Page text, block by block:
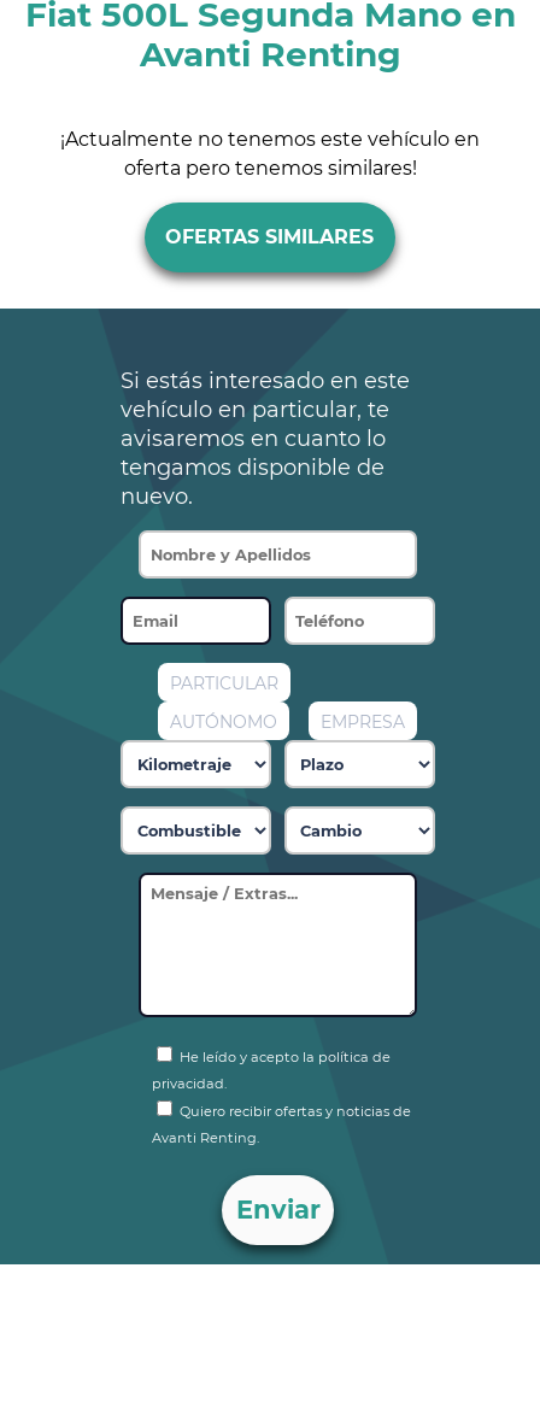
Fiat 500L Segunda Mano en
Avanti Renting
¡Actualmente no tenemos este vehículo en
oferta pero tenemos similares!
OFERTAS SIMILARES
Si estás interesado en este
vehículo en particular, te
avisaremos en cuanto lo
tengamos disponible de
nuevo.
PARTICULAR
AUTÓNOMO
EMPRESA
He leído y acepto la política de
privacidad.
Quiero recibir ofertas y noticias de
Avanti Renting.